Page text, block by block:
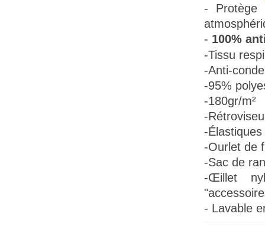
-
- 100%
-Tissu
-Anti-
-95%
-180gr/m²
-
-
-Ourlet de
-Sac de
-Œillet
- Lavable